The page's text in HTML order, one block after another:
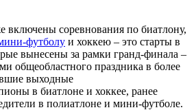
включены соревнования по биатлону,
футболу и хоккею – это старты в
вынесены за рамки гранд-финала –
общеобластного праздника в более
выходные
в биатлоне и хоккее, ранее
в полиатлоне и мини-футболе.